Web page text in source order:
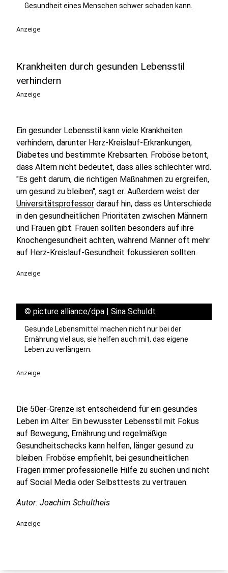
Gesundheit eines Menschen schwer schaden kann.
Anzeige
Krankheiten durch gesunden Lebensstil
verhindern
Anzeige
Ein gesunder Lebensstil kann viele Krankheiten
verhindern, darunter Herz-Kreislauf-Erkrankungen,
Diabetes und bestimmte Krebsarten. Froböse betont,
dass Altern nicht bedeutet, dass alles schlechter wird.
"Es geht darum, die richtigen Maßnahmen zu ergreifen,
um gesund zu bleiben", sagt er. Außerdem weist der
Universitätsprofessor darauf hin, dass es Unterschiede
in den gesundheitlichen Prioritäten zwischen Männern
und Frauen gibt. Frauen sollten besonders auf ihre
Knochengesundheit achten, während Männer oft mehr
auf Herz-Kreislauf-Gesundheit fokussieren sollten.
Anzeige
© picture alliance/dpa | Sina Schuldt
Gesunde Lebensmittel machen nicht nur bei der
Ernährung viel aus, sie helfen auch mit, das eigene
Leben zu verlängern.
Anzeige
Die 50er-Grenze ist entscheidend für ein gesundes
Leben im Alter. Ein bewusster Lebensstil mit Fokus
auf Bewegung, Ernährung und regelmäßige
Gesundheitschecks kann helfen, länger gesund zu
bleiben. Froböse empfiehlt, bei gesundheitlichen
Fragen immer professionelle Hilfe zu suchen und nicht
auf Social Media oder Selbsttests zu vertrauen.
Autor: Joachim Schultheis
Anzeige